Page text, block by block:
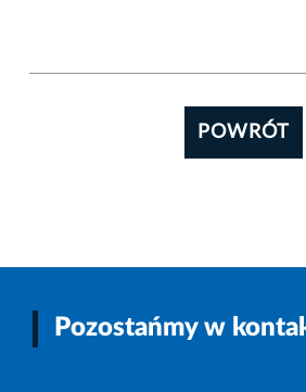
POWRÓT
Pozostańmy w